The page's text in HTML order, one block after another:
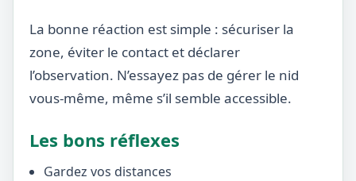
La bonne réaction est simple : sécuriser la
zone, éviter le contact et déclarer
l’observation. N’essayez pas de gérer le nid
vous-même, même s’il semble accessible.
Les bons réflexes
Gardez vos distances